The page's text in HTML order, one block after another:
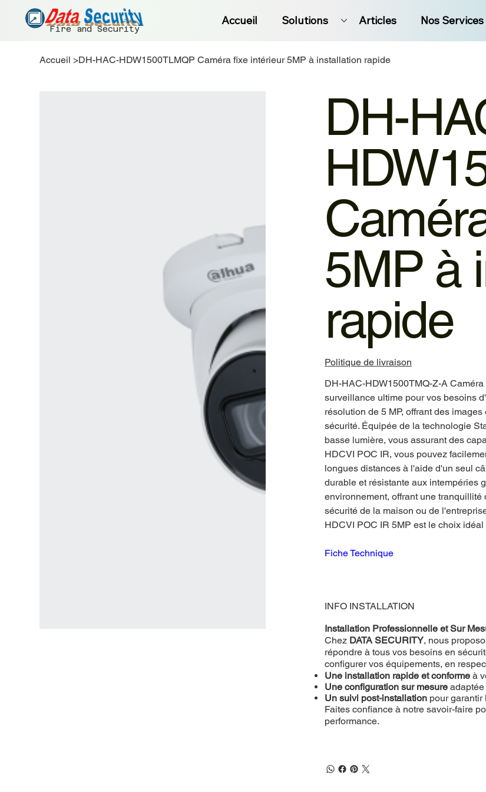
Fire and Security
Accueil Solutions Articles Nos Services
Accueil >DH-HAC-HDW1500TLMQP Caméra fixe intérieur 5MP à installation rapide
DH-
5MP à
rapide
Politique de livraison
DH-HAC-HDW1500TMQ-Z-A
surveillance ultime pour vos besoins
résolution de 5 MP, offrant des
sécurité. Équipée de la technologie
basse lumière, vous assurant des
HDCVI POC IR, vous pouvez
longues distances à l'aide d'un seul
durable et résistante aux intempéries
environnement, offrant une
sécurité de la maison ou de
HDCVI POC IR 5MP est le choix
Fiche Technique
INFO INSTALLATION
Installation Professionnelle et Sur
Chez DATA SECURITY, nous
répondre à tous vos besoins en
configurer vos équipements, en
Une installation rapide et conforme à
Une configuration sur mesure
Un suivi post-installation pour garantir
Faites confiance à notre savoir-faire
performance.